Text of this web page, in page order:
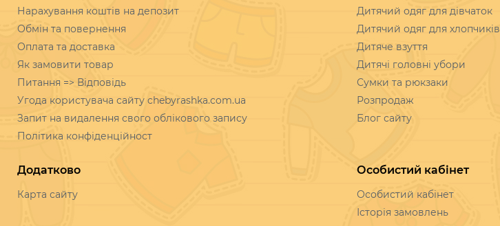
Нарахування коштів на депозит
Обмін та повернення
Оплата та доставка
Як замовити товар
Питання => Відповідь
Угода користувача сайту chebyrashka.com.ua
Запит на видалення свого облікового запису
Політика конфіденційност
Дитячий одяг для дівчаток
Дитячий одяг для хлопчиків
Дитяче взуття
Дитячі головні убори
Сумки та рюкзаки
Розпродаж
Блог сайту
Додатково
Карта сайту
Особистий кабінет
Особистий кабінет
Історія замовлень